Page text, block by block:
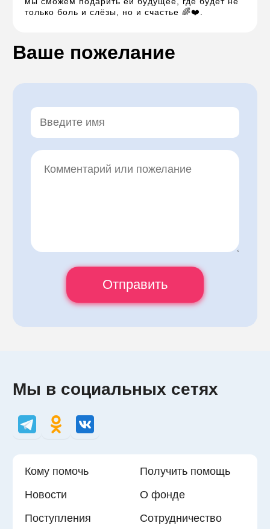
только боль и слёзы, но и счастье 🌈❤️.
Ваше пожелание
Мы в социальных сетях
Кому помочь
Получить помощь
Новости
О фонде
Поступления
Сотрудничество